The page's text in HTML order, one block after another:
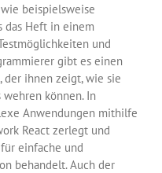
beispielsweise
das Heft in einem
und
gibt es einen
ihnen zeigt, wie sie
können. In
Anwendungen mithilfe
React zerlegt und
einfache und
behandelt. Auch der